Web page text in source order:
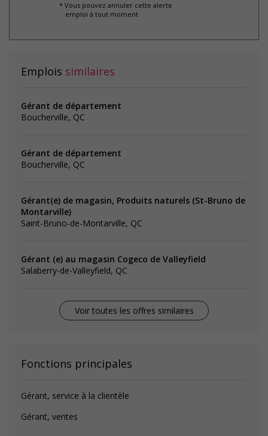
* Vous pouvez annuler cette alerte
emploi à tout moment
Emplois similaires
Gérant de département
Boucherville, QC
Gérant de département
Boucherville, QC
Gérant(e) de magasin, Produits naturels (St-Bruno de
Montarville)
Saint-Bruno-de-Montarville, QC
Gérant (e) au magasin Cogeco de Valleyfield
Salaberry-de-Valleyfield, QC
Voir toutes les offres similaires
Fonctions principales
Gérant, service à la clientèle
Gérant, ventes